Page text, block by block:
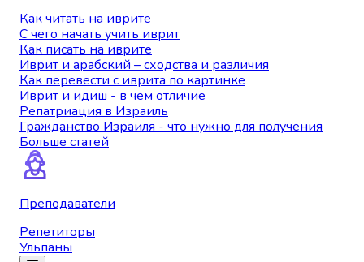
Как читать на иврите
С чего начать учить иврит
Как писать на иврите
Иврит и арабский – сходства и различия
Как перевести с иврита по картинке
Иврит и идиш - в чем отличие
Репатриация в Израиль
Гражданство Израиля - что нужно для получения
Больше статей
Преподаватели
Репетиторы
Ульпаны